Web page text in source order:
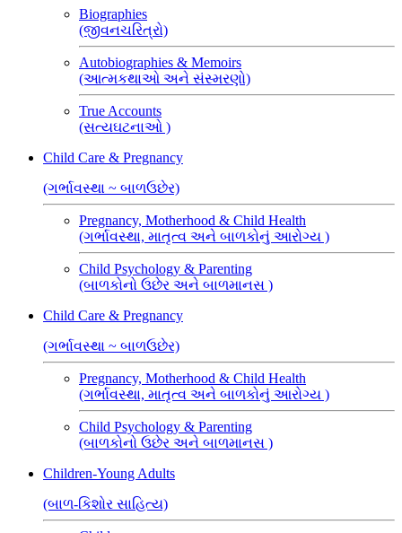
Biographies
(જીવનચરિત્રો)
Autobiographies & Memoirs
(આત્મકથાઓ અને સંસ્મરણો)
True Accounts
(સત્યઘટનાઓ )
Child Care & Pregnancy
(ગર્ભાવસ્થા ~ બાળઉછેર)
Pregnancy, Motherhood & Child Health
(ગર્ભાવસ્થા, માતૃત્વ અને બાળકોનું આરોગ્ય )
Child Psychology & Parenting
(બાળકોનો ઉછેર અને બાળમાનસ )
Child Care & Pregnancy
(ગર્ભાવસ્થા ~ બાળઉછેર)
Pregnancy, Motherhood & Child Health
(ગર્ભાવસ્થા, માતૃત્વ અને બાળકોનું આરોગ્ય )
Child Psychology & Parenting
(બાળકોનો ઉછેર અને બાળમાનસ )
Children-Young Adults
(બાળ-કિશોર સાહિત્ય)